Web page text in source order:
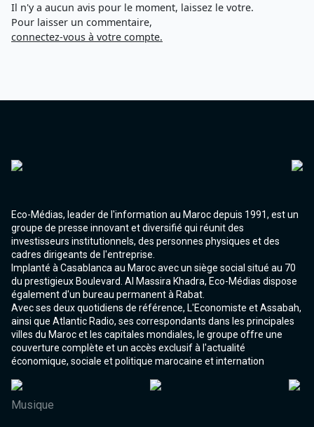
Il n'y a aucun avis pour le moment, laissez le votre.
Pour laisser un commentaire,
connectez-vous à votre compte.
Eco-Médias, leader de l'information au Maroc depuis 1991, est un
groupe de presse innovant et diversifié qui réunit des
investisseurs institutionnels, des personnes physiques et des
cadres dirigeants de l'entreprise.
Implanté à Casablanca au Maroc avec un siège social situé au 70
du prestigieux Boulevard. Al Massira Khadra, Eco-Médias dispose
également d'un bureau permanent à Rabat.
Avec ses deux quotidiens de référence, L'Economiste et Assabah,
ainsi que Atlantic Radio, ses correspondants dans les principales
villes du Maroc et les capitales mondiales, le groupe offre une
couverture complète et un accès exclusif à l'actualité
économique, sociale et politique marocaine et internation
Musique